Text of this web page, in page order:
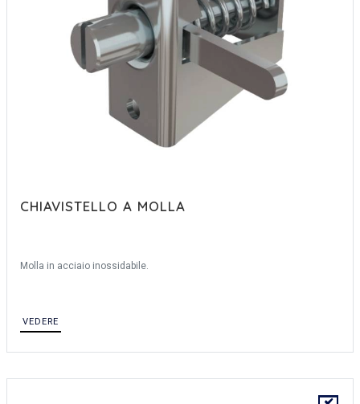
CHIAVISTELLO A MOLLA
Molla in acciaio inossidabile.
VEDERE